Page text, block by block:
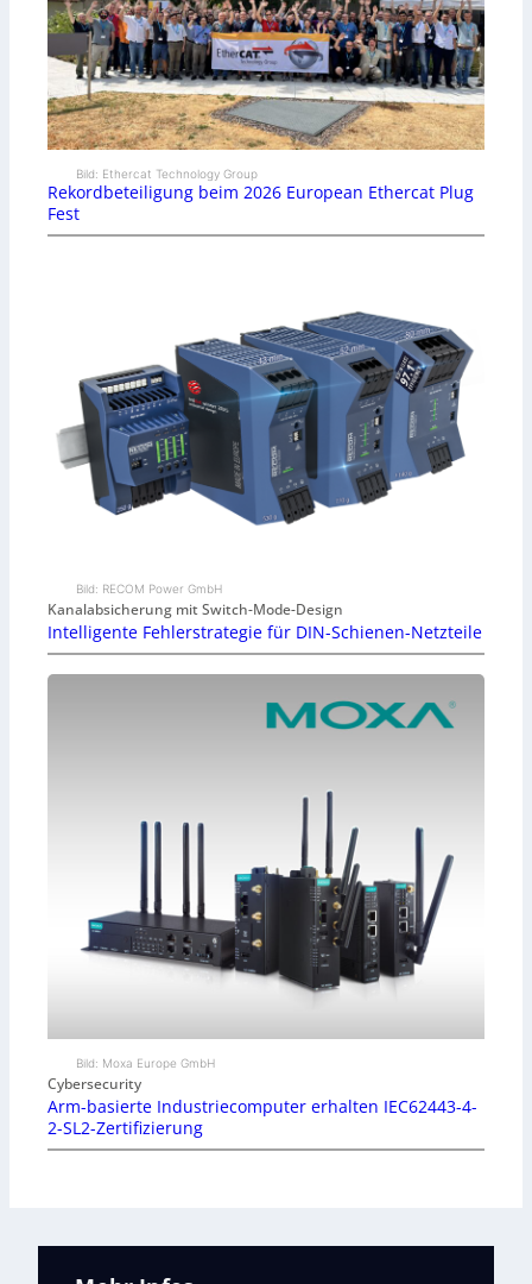
Bild: Ethercat Technology Group
Rekordbeteiligung beim 2026 European Ethercat Plug
Fest
Bild: RECOM Power GmbH
Kanalabsicherung mit Switch-Mode-Design
Intelligente Fehlerstrategie für DIN-Schienen-Netzteile
Bild: Moxa Europe GmbH
Cybersecurity
Arm-basierte Industriecomputer erhalten IEC62443-4-
2-SL2-Zertifizierung